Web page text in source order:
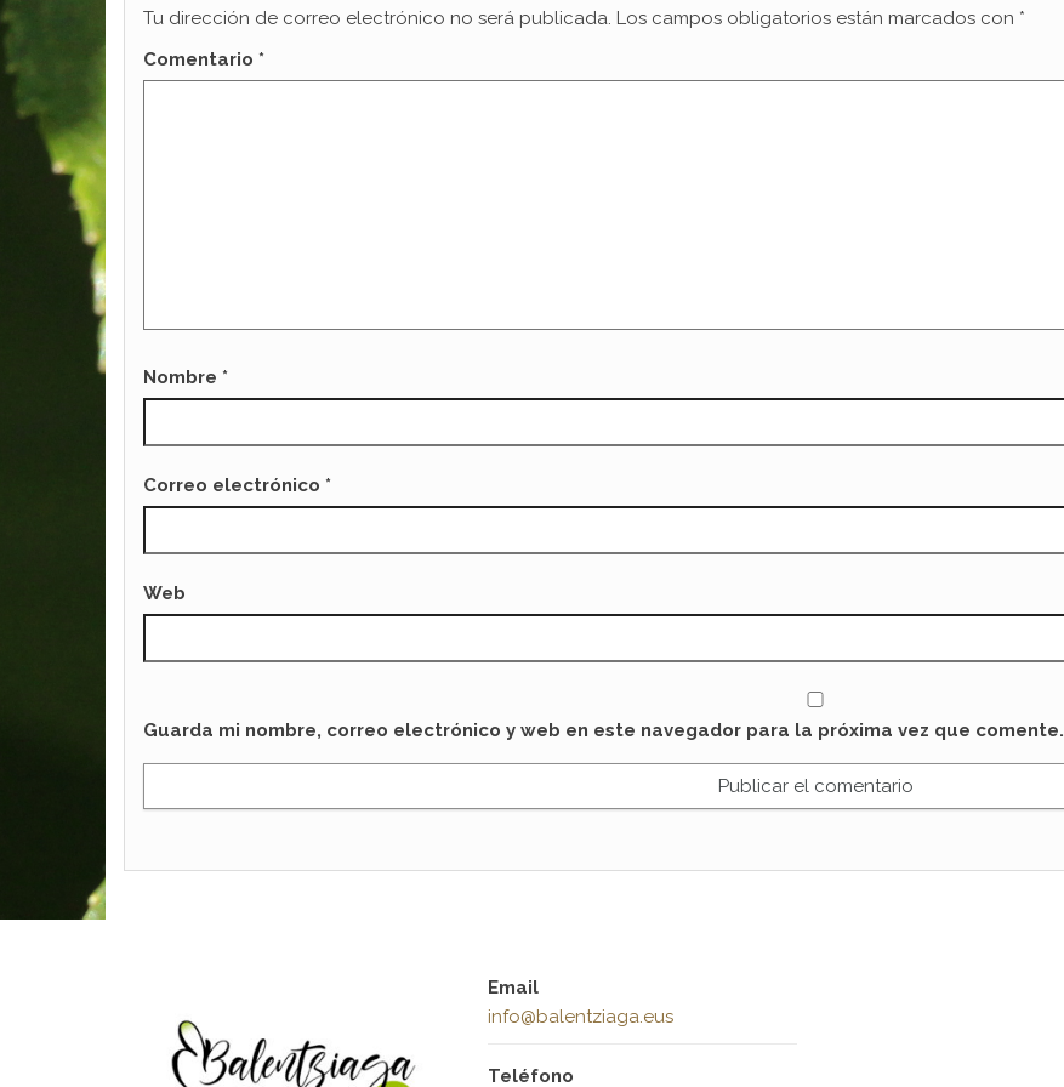
Tu dirección de correo electrónico no será publicada. Los campos obligatorios están marcados con *
Comentario *
Nombre *
Correo electrónico *
Web
Guarda mi nombre, correo electrónico y web en este navegador para la próxima vez que comente.
Email
info@balentziaga.eus
Teléfono